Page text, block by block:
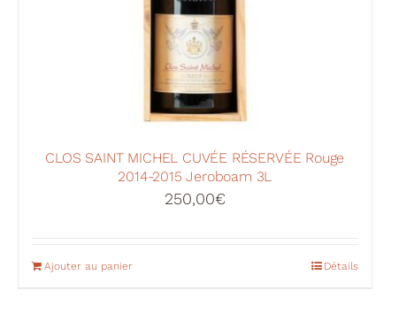
CLOS SAINT MICHEL CUVÉE RÉSERVÉE Rouge
2014-2015 Jeroboam 3L
250,00€
Ajouter au panier Détails